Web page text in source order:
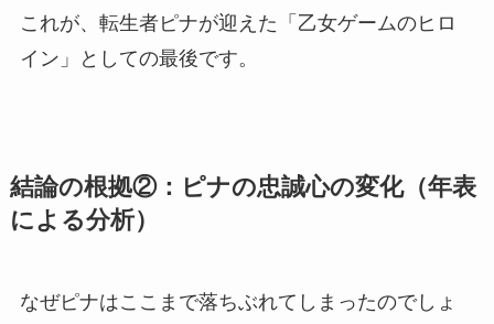
これが、転生者ピナが迎えた「乙女ゲームのヒロ
イン」としての最後です。
結論の根拠②：ピナの忠誠心の変化（年表
による分析）
なぜピナはここまで落ちぶれてしまったのでしょ